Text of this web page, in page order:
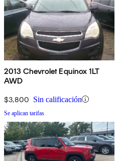
2013 Chevrolet Equinox 1LT
AWD
$3,800 Sin calificación
Se aplican tarifas